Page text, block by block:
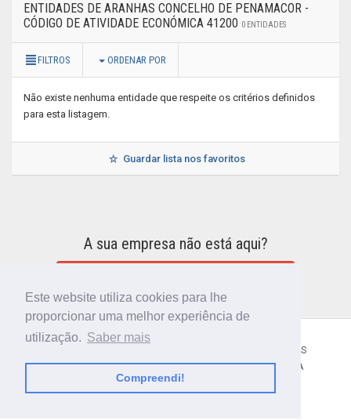
Este website utiliza cookies para lhe
proporcionar uma melhor experiência de
utilização. Saber mais
Compreendi!
ENTIDADES DE ARANHAS CONCELHO DE PENAMACOR -
CÓDIGO DE ATIVIDADE ECONÓMICA 41200 0 ENTIDADES
FILTROS ORDENAR POR
Não existe nenhuma entidade que respeite os critérios definidos
para esta listagem.
Guardar lista nos favoritos
A sua empresa não está aqui?
TERMOS E CONDIÇÕES
POLÍTICA DE PRIVACIDADE
CONTACTOS AJUDA